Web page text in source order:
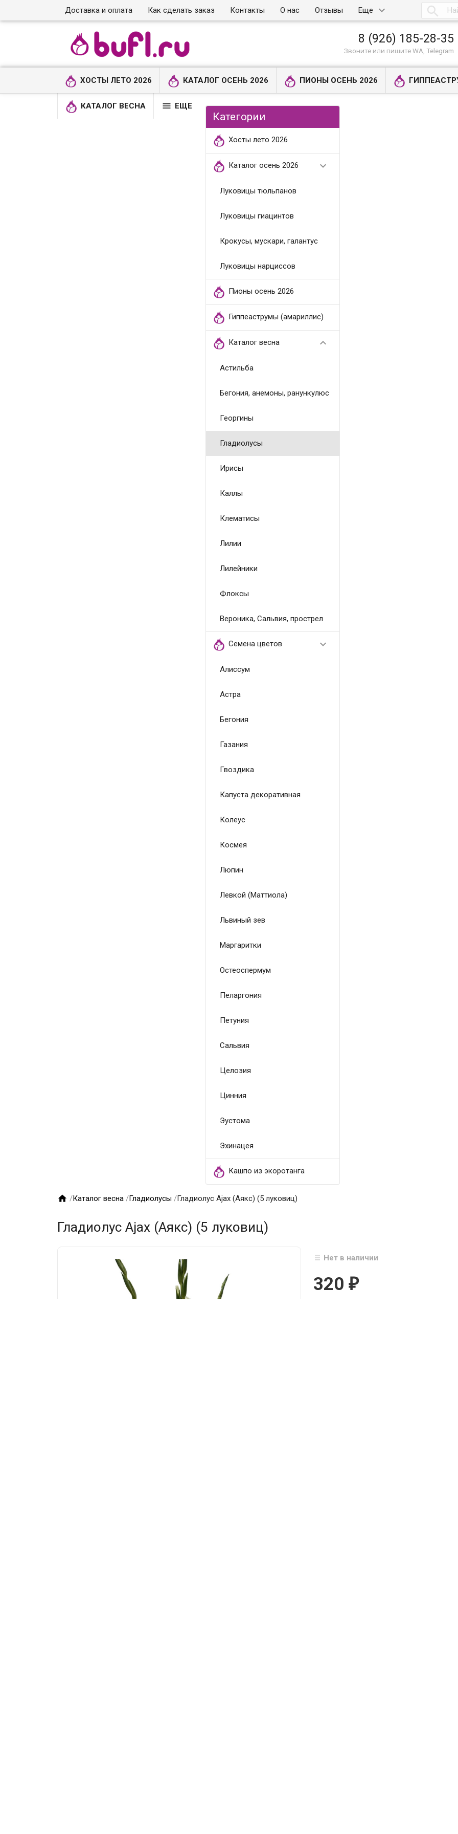
Доставка и оплата Как сделать заказ Контакты О нас Отзывы Еще 
8 (926) 185-28-35
Звоните или пишите WA, Telegram
ХОСТЫ ЛЕТО 2026 КАТАЛОГ ОСЕНЬ 2026 ПИОНЫ ОСЕНЬ 2026
КАТАЛОГ ВЕСНА  ЕЩЕ
Категории
Хосты лето 2026
Каталог осень 2026 
Луковицы тюльпанов
Луковицы гиацинтов
Крокусы, мускари, галантус
Луковицы нарциссов
Пионы осень 2026
Гиппеаструмы (амариллис)
Каталог весна 
Астильба
Бегония, анемоны, ранункулюс
Георгины
Гладиолусы
Ирисы
Каллы
Клематисы
Лилии
Лилейники
Флоксы
Вероника, Сальвия, прострел
Семена цветов 
Алиссум
Астра
Бегония
Газания
Гвоздика
Капуста декоративная
Колеус
Космея
Люпин
Левкой (Маттиола)
Львиный зев
Маргаритки
Остеоспермум
Пеларгония
Петуния
Сальвия
Целозия
Цинния
Эустома
Эхинацея
Кашпо из экоротанга
 /Каталог весна /Гладиолусы /Гладиолус Ajax (Аякс) (5 луковиц)
Гладиолус Ajax (Аякс) (5 луковиц)
Нет в наличии
320 ₽